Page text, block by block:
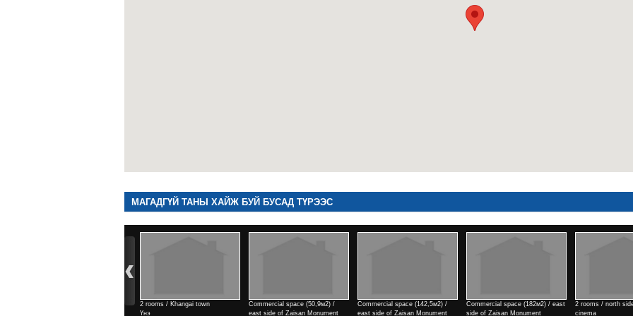
МАГАДГҮЙ ТАНЫ ХАЙЖ БУЙ БУСАД ТҮРЭЭС
Commercial space (50,9м2) /
east side of Zaisan Monument
Commercial space (142,5м2) /
east side of Zaisan Monument
Commercial space (182м2) / east
side of Zaisan Monument
2 rooms / north side of Tengis
cinema
Commercial space
side of Zaisan